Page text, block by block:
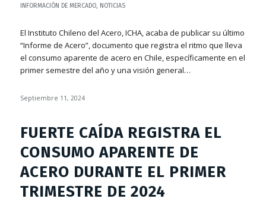
INFORMACIÓN DE MERCADO, NOTICIAS
El Instituto Chileno del Acero, ICHA, acaba de publicar su último
“Informe de Acero”, documento que registra el ritmo que lleva
el consumo aparente de acero en Chile, específicamente en el
primer semestre del año y una visión general…
Septiembre 11, 2024
FUERTE CAÍDA REGISTRA EL
CONSUMO APARENTE DE
ACERO DURANTE EL PRIMER
TRIMESTRE DE 2024